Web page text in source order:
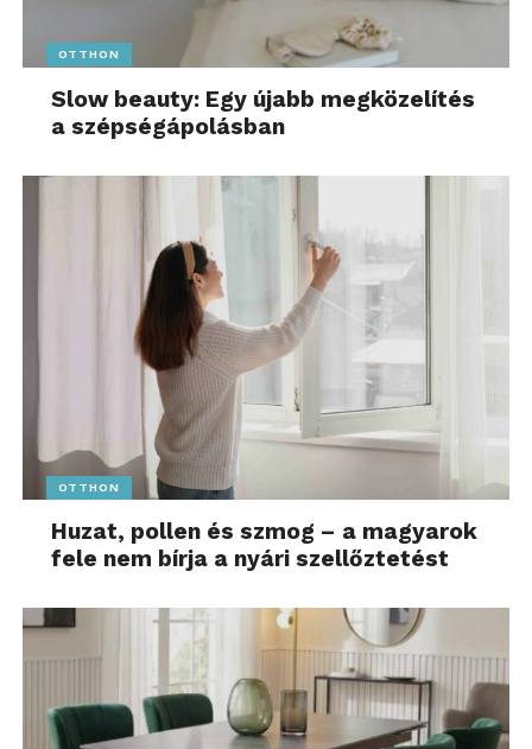
OTTHON
Slow beauty: Egy újabb megközelítés
a szépségápolásban
OTTHON
Huzat, pollen és szmog – a magyarok
fele nem bírja a nyári szellőztetést